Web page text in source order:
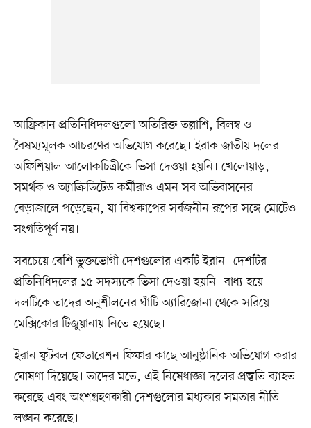
আফ্রিকান প্রতিনিধিদলগুলো অতিরিক্ত তল্লাশি, বিলম্ব ও
বৈষম্যমূলক আচরণের অভিযোগ করেছে। ইরাক জাতীয় দলের
অফিশিয়াল আলোকচিত্রীকে ভিসা দেওয়া হয়নি। খেলোয়াড়,
সমর্থক ও অ্যাক্রিডিটেড কর্মীরাও এমন সব অভিবাসনের
বেড়াজালে পড়েছেন, যা বিশ্বকাপের সর্বজনীন রূপের সঙ্গে মোটেও
সংগতিপূর্ণ নয়।
সবচেয়ে বেশি ভুক্তভোগী দেশগুলোর একটি ইরান। দেশটির
প্রতিনিধিদলের ১৫ সদস্যকে ভিসা দেওয়া হয়নি। বাধ্য হয়ে
দলটিকে তাদের অনুশীলনের ঘাঁটি অ্যারিজোনা থেকে সরিয়ে
মেক্সিকোর টিজুয়ানায় নিতে হয়েছে।
ইরান ফুটবল ফেডারেশন ফিফার কাছে আনুষ্ঠানিক অভিযোগ করার
ঘোষণা দিয়েছে। তাদের মতে, এই নিষেধাজ্ঞা দলের প্রস্তুতি ব্যাহত
করেছে এবং অংশগ্রহণকারী দেশগুলোর মধ্যকার সমতার নীতি
লঙ্ঘন করেছে।